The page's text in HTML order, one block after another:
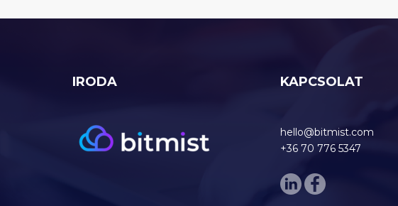
IRODA KAPCSOLAT
hello@bitmist.com
+36 70 776 5347